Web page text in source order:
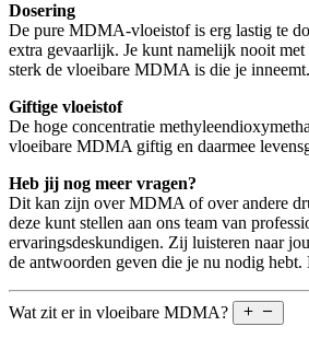
Dosering
De pure MDMA-vloeistof is erg lastig te
extra gevaarlijk. Je kunt namelijk nooit met
sterk de vloeibare MDMA is die je inneemt.
Giftige vloeistof
De hoge concentratie
vloeibare MDMA giftig en daarmee
Heb jij nog meer vragen?
Dit kan zijn over MDMA of over andere
deze kunt stellen aan ons team van
ervaringsdeskundigen. Zij luisteren naar
de antwoorden geven die je nu nodig hebt.
Wat zit er in vloeibare MDMA?